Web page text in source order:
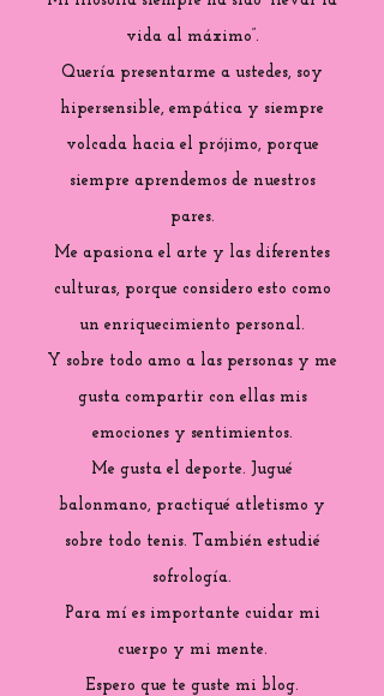
vida al máximo”.
Quería presentarme a ustedes, soy
hipersensible, empática y siempre
volcada hacia el prójimo, porque
siempre aprendemos de nuestros
pares.
Me apasiona el arte y las diferentes
culturas, porque considero esto como
un enriquecimiento personal.
Y sobre todo amo a las personas y me
gusta compartir con ellas mis
emociones y sentimientos.
Me gusta el deporte. Jugué
balonmano, practiqué atletismo y
sobre todo tenis. También estudié
sofrología.
Para mí es importante cuidar mi
cuerpo y mi mente.
Espero que te guste mi blog.